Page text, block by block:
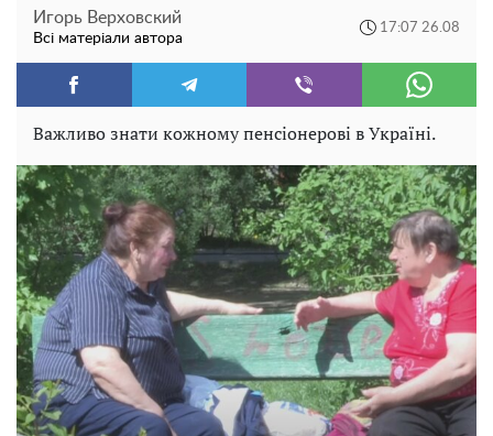
Игорь Верховский
Всі матеріали автора
17:07 26.08
Важливо знати кожному пенсіонерові в Україні.